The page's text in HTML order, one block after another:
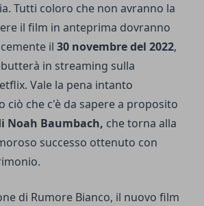
Tutti coloro che non avranno la
il film in anteprima dovranno
il 30 novembre del 2022,
in streaming sulla
. Vale la pena intanto
ciò che c'è da sapere a proposito
Noah Baumbach, che torna alla
successo ottenuto con
di Rumore Bianco, il nuovo film